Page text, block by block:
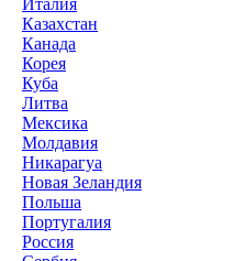
Казахстан
Канада
Корея
Куба
Литва
Мексика
Молдавия
Никарагуа
Новая Зеландия
Польша
Португалия
Россия